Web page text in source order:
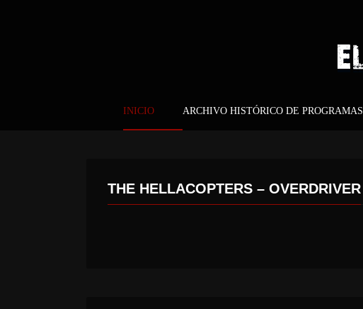
INICIO ARCHIVO HISTÓRICO DE PROGRAMAS
THE HELLACOPTERS – OVERDRIVER